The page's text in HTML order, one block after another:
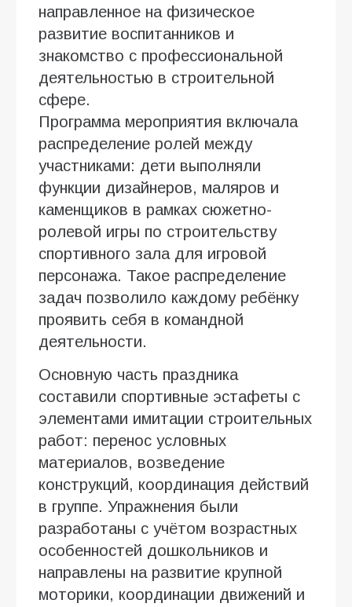
направленное на физическое
развитие воспитанников и
знакомство с профессиональной
деятельностью в строительной
сфере.
Программа мероприятия включала
распределение ролей между
участниками: дети выполняли
функции дизайнеров, маляров и
каменщиков в рамках сюжетно-
ролевой игры по строительству
спортивного зала для игровой
персонажа. Такое распределение
задач позволило каждому ребёнку
проявить себя в командной
деятельности.
Основную часть праздника
составили спортивные эстафеты с
элементами имитации строительных
работ: перенос условных
материалов, возведение
конструкций, координация действий
в группе. Упражнения были
разработаны с учётом возрастных
особенностей дошкольников и
направлены на развитие крупной
моторики, координации движений и